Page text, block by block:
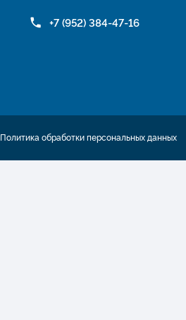
+7 (952) 384-47-16
Политика обработки персональных данных